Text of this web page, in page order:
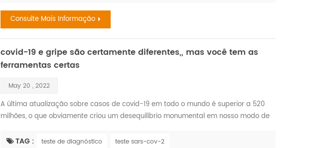
entanto, o envelhe...
Consulte Mais Informação
covid-19 e gripe são certamente diferentes,, mas você tem as
ferramentas certas
May 20 , 2022
A última atualização sobre casos de covid-19 em todo o mundo é superior a 520
milhões, o que obviamente criou um desequilíbrio monumental em nosso modo de
gritante sobre alguns dos menores membros da sociedade — vírus. também sua
TAG : teste de diagnóstico
teste sars-cov-2